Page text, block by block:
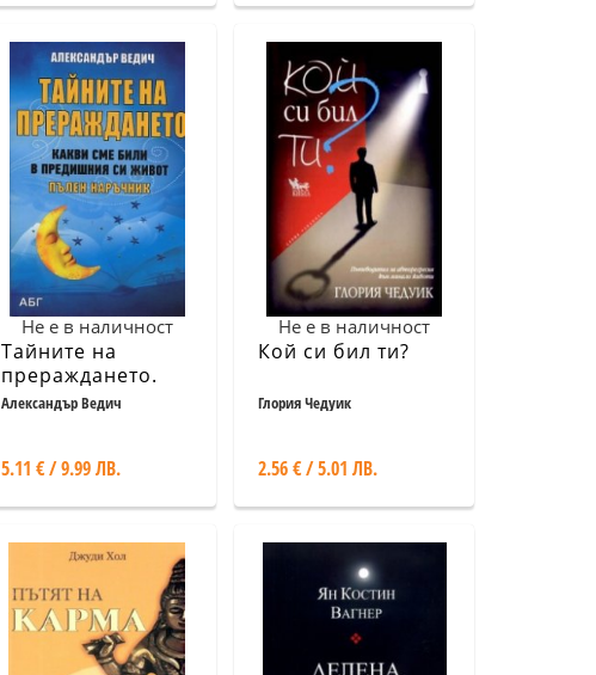
Не е в наличност
Тайните на
прераждането.
Какви сме били в
наръчник
Александър Ведич
5.11 € / 9.99 ЛВ.
Не е в наличност
Кой си бил ти?
Глория Чедуик
2.56 € / 5.01 ЛВ.